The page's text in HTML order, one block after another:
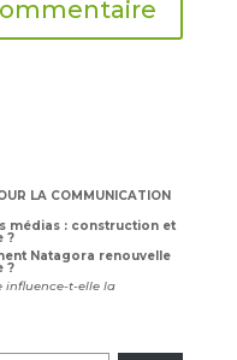
LA COMMUNICATION
médias : construction et
?
Natagora renouvelle
?
influence-t-elle la